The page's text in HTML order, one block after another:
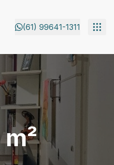
(61) 99641-1311